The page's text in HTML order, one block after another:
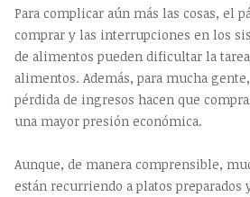
Para complicar aún más las cosas, el
comprar y las interrupciones en los
de alimentos pueden dificultar la
alimentos. Además, para mucha
pérdida de ingresos hacen que
una mayor presión económica.
Aunque, de manera comprensible,
están recurriendo a platos preparados